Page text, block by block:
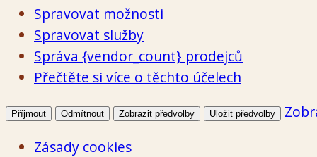
Spravovat možnosti
Spravovat služby
Správa {vendor_count} prodejců
Přečtěte si více o těchto účelech
Příjmout Odmítnout Zobrazit předvolby Uložit předvolby
Zásady cookies